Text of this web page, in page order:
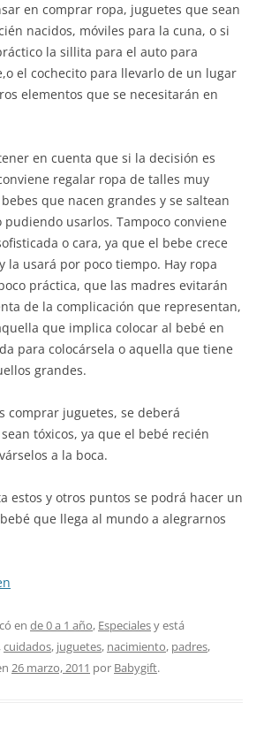
en comprar ropa, juguetes que sean
nacidos, móviles para la cuna, o si
la sillita para el auto para
el cochecito para llevarlo de un lugar
elementos que se necesitarán en
en cuenta que si la decisión es
regalar ropa de talles muy
que nacen grandes y se saltean
pudiendo usarlos. Tampoco conviene
o cara, ya que el bebe crece
la usará por poco tiempo. Hay ropa
práctica, que las madres evitarán
de la complicación que representan,
que implica colocar al bebé en
para colocársela o aquella que tiene
grandes.
comprar juguetes, se deberá
tóxicos, ya que el bebé recién
a la boca.
estos y otros puntos se podrá hacer un
que llega al mundo a alegrarnos
en de 0 a 1 año, Especialesy está
,cuidados, juguetes, nacimiento, padres,
26 marzo, 2011 por Babygift.